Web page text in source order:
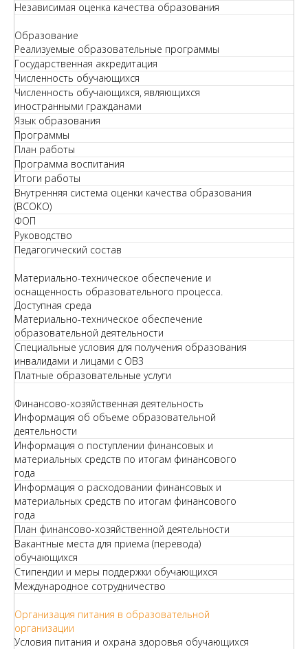
Независимая оценка качества образования
Образование
Реализуемые образовательные программы
Государственная аккредитация
Численность обучающихся
Численность обучающихся, являющихся
иностранными гражданами
Язык образования
Программы
План работы
Программа воспитания
Итоги работы
Внутренняя система оценки качества образования
(ВСОКО)
ФОП
Руководство
Педагогический состав
Материально-техническое обеспечение и
оснащенность образовательного процесса.
Доступная среда
Материально-техническое обеспечение
образовательной деятельности
Специальные условия для получения образования
инвалидами и лицами с ОВЗ
Платные образовательные услуги
Финансово-хозяйственная деятельность
Информация об объеме образовательной
деятельности
Информация о поступлении финансовых и
материальных средств по итогам финансового
года
Информация о расходовании финансовых и
материальных средств по итогам финансового
года
План финансово-хозяйственной деятельности
Вакантные места для приема (перевода)
обучающихся
Стипендии и меры поддержки обучающихся
Международное сотрудничество
Организация питания в образовательной
организации
Условия питания и охрана здоровья обучающихся